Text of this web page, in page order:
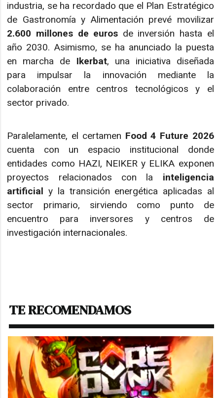
industria, se ha recordado que el Plan Estratégico
de Gastronomía y Alimentación prevé movilizar
2.600 millones de euros de inversión hasta el
año 2030. Asimismo, se ha anunciado la puesta
en marcha de Ikerbat, una iniciativa diseñada
para impulsar la innovación mediante la
colaboración entre centros tecnológicos y el
sector privado.
Paralelamente, el certamen Food 4 Future 2026
cuenta con un espacio institucional donde
entidades como HAZI, NEIKER y ELIKA exponen
proyectos relacionados con la inteligencia
artificial y la transición energética aplicadas al
sector primario, sirviendo como punto de
encuentro para inversores y centros de
investigación internacionales.
TE RECOMENDAMOS